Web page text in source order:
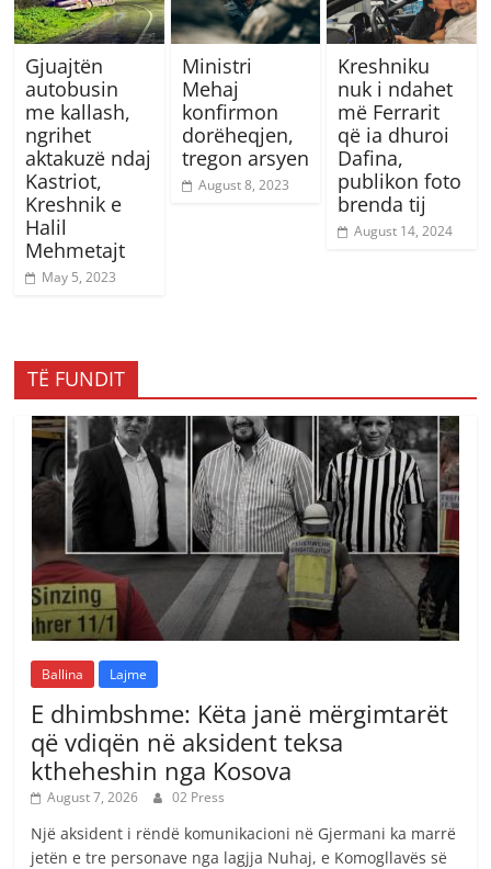
Gjuajtën
autobusin
me kallash,
ngrihet
aktakuzë ndaj
Kastriot,
Kreshnik e
Halil
Mehmetajt
May 5, 2023
Ministri
Mehaj
konfirmon
dorëheqjen,
tregon arsyen
August 8, 2023
Kreshniku
nuk i ndahet
më Ferrarit
që ia dhuroi
Dafina,
publikon foto
brenda tij
August 14, 2024
TË FUNDIT
Ballina Lajme
E dhimbshme: Këta janë mërgimtarët
që vdiqën në aksident teksa
ktheheshin nga Kosova
August 7, 2026 02 Press
Një aksident i rëndë komunikacioni në Gjermani ka marrë
jetën e tre personave nga lagjja Nuhaj, e Komogllavës së